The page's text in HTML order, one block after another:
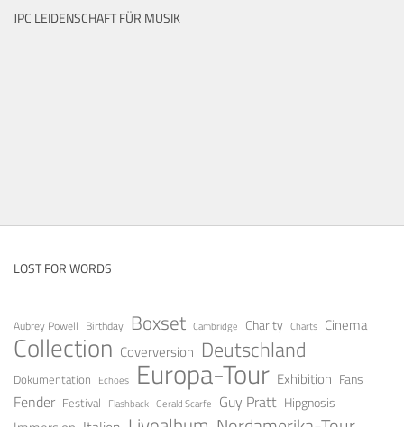
JPC LEIDENSCHAFT FÜR MUSIK
LOST FOR WORDS
Aubrey Powell Birthday Boxset Cambridge Charity Charts Cinema
Collection Coverversion Deutschland
Dokumentation Echoes Europa-Tour Exhibition Fans
Fender Festival Flashback Gerald Scarfe Guy Pratt Hipgnosis